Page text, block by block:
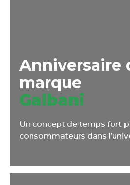
Anniversaire
marque
Galbani
Un concept de temps fort
consommateurs dans